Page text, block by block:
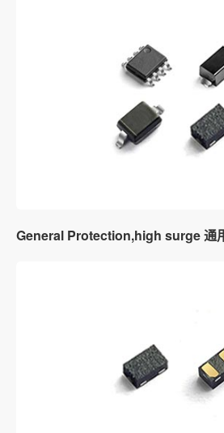
General Protection,high surge 通